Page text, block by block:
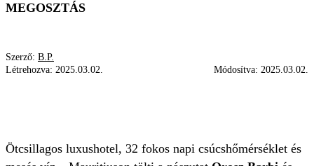
MEGOSZTÁS
Szerző: B.P.
Létrehozva: 2025.03.02. Módosítva: 2025.03.02.
Ötcsillagos luxushotel, 32 fokos napi csúcshőmérséklet és